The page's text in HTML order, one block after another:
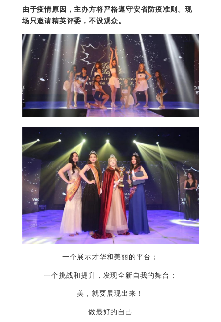
由于疫情原因，主办方将严格遵守安省防疫准则。现
场只邀请精英评委，不设观众。
一个展示才华和美丽的平台；
一个挑战和提升，发现全新自我的舞台；
美，就要展现出来！
做最好的自己